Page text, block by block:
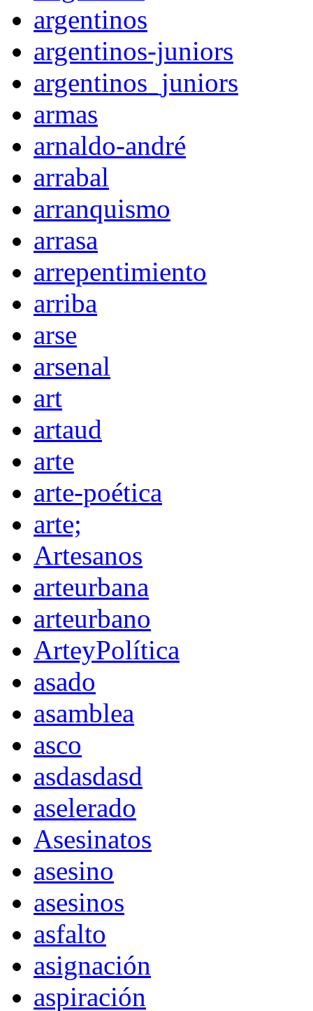
argentinos
argentinos-juniors
argentinos_juniors
armas
arnaldo-andré
arrabal
arranquismo
arrasa
arrepentimiento
arriba
arse
arsenal
art
artaud
arte
arte-poética
arte;
Artesanos
arteurbana
arteurbano
ArteyPolítica
asado
asamblea
asco
asdasdasd
aselerado
Asesinatos
asesino
asesinos
asfalto
asignación
aspiración